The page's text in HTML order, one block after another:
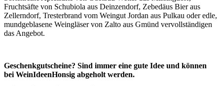
Fruchtsäfte von Schubiola aus Deinzendorf, Zebedäus Bier aus
Zellerndorf, Tresterbrand vom Weingut Jordan aus Pulkau oder edle,
mundgeblasene Weingläser von Zalto aus Gmünd vervollständigen
das Angebot.
Geschenkgutscheine? Sind immer eine gute Idee und können
bei WeinIdeenHonsig abgeholt werden.